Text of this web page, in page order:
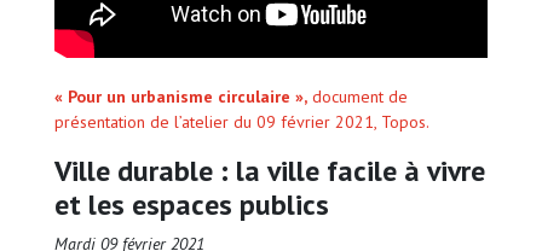
« Pour un urbanisme circulaire », document de
présentation de l’atelier du 09 février 2021, Topos.
Ville durable : la ville facile à vivre
et les espaces publics
Mardi 09 février 2021